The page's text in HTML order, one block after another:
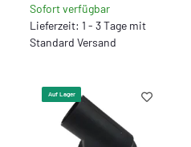
Sofort verfügbar
Lieferzeit: 1 - 3 Tage mit
Standard Versand
Auf Lager